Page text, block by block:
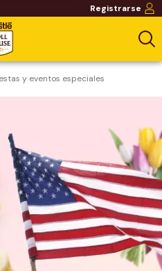
Registrarse
y eventos especiales